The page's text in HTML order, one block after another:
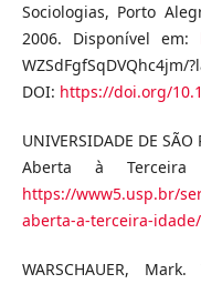
Sociologias, Porto
2006. Disponível em:
DOI: https://doi.org/
UNIVERSIDADE DE
Aberta à Terceira
https://www5.usp.br/
aberta-a-terceira-idade/
WARSCHAUER,